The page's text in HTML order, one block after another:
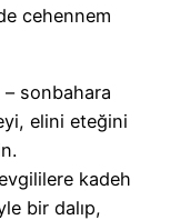
cehennem
sonbahara
elini eteğini
kadeh
bir dalıp,